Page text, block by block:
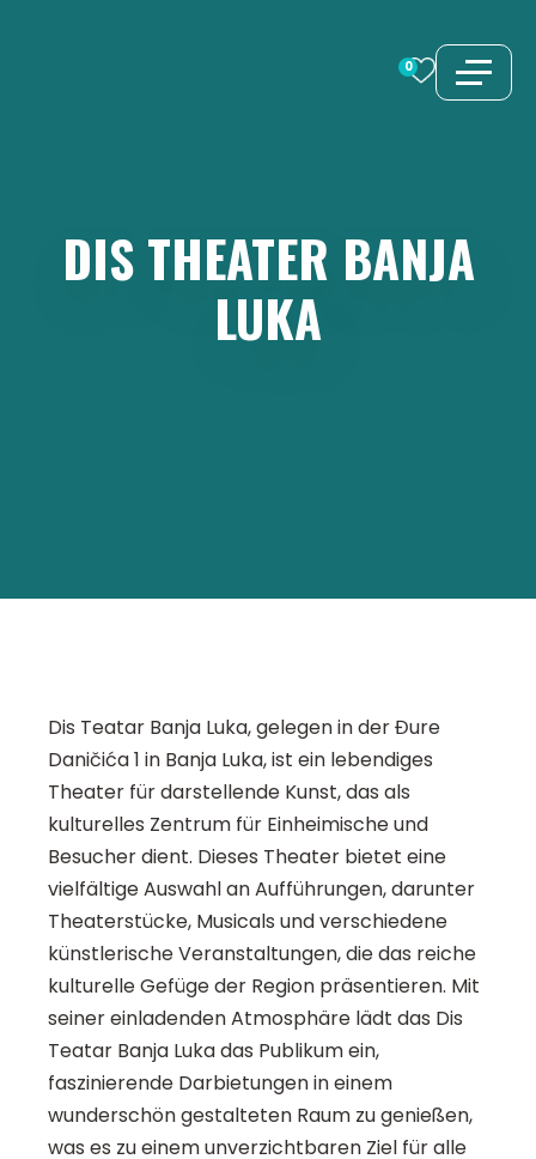
0
DIS THEATER BANJA
LUKA
Dis Teatar Banja Luka, gelegen in der Đure
Daničića 1 in Banja Luka, ist ein lebendiges
Theater für darstellende Kunst, das als
kulturelles Zentrum für Einheimische und
Besucher dient. Dieses Theater bietet eine
vielfältige Auswahl an Aufführungen, darunter
Theaterstücke, Musicals und verschiedene
künstlerische Veranstaltungen, die das reiche
kulturelle Gefüge der Region präsentieren. Mit
seiner einladenden Atmosphäre lädt das Dis
Teatar Banja Luka das Publikum ein,
faszinierende Darbietungen in einem
wunderschön gestalteten Raum zu genießen,
was es zu einem unverzichtbaren Ziel für alle